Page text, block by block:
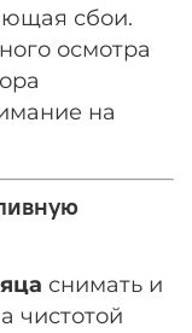
сбои.
осмотра
на
снимать и
чистотой